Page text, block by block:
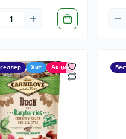
Хит Акция